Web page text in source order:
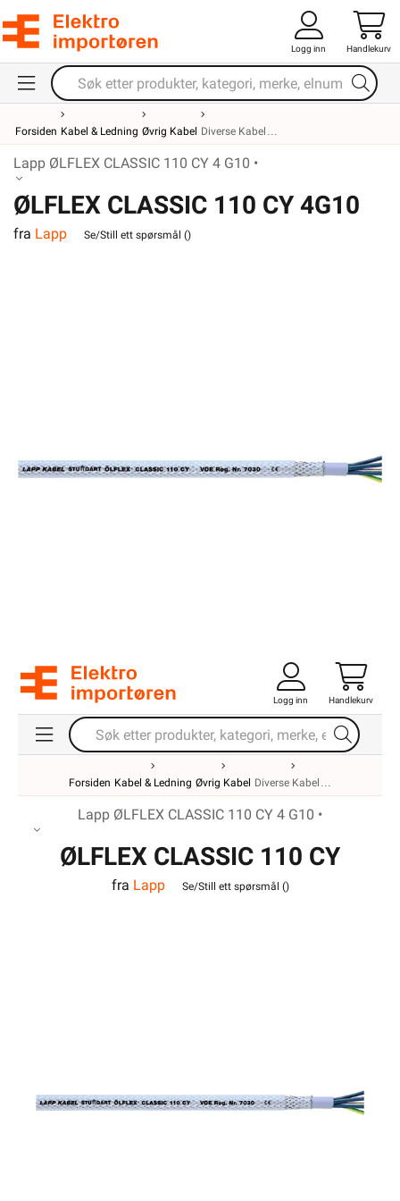
Logg inn Handlekurv
Forsiden Kabel & Ledning Øvrig Kabel Diverse Kabel
Lapp ØLFLEX CLASSIC 110 CY 4 G10 •
ØLFLEX CLASSIC 110 CY 4G10
fra Lapp Se/Still ett spørsmål ()
Logg inn Handlekurv
Forsiden Kabel & Ledning Øvrig Kabel Diverse Kabel
Lapp ØLFLEX CLASSIC 110 CY 4 G10 •
ØLFLEX CLASSIC 110 CY
4G10
fra Lapp Se/Still ett spørsmål ()